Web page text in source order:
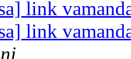
link
link